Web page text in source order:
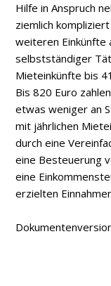
Hilfe in Anspruch
ziemlich
weiteren Einkünfte
selbstständiger
Mieteinkünfte bis
Bis 820 Euro
etwas weniger an
mit jährlichen
durch eine
eine Besteuerung
eine
erzielten